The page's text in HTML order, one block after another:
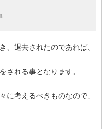
、退去されたのであれば、
される事となります。
に考えるべきものなので、